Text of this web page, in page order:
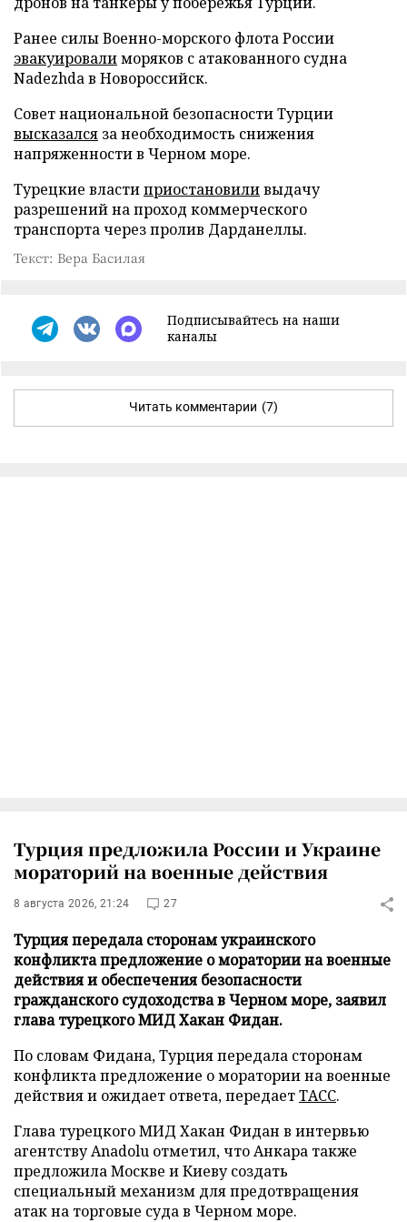
Ранее силы Военно-морского флота России
эвакуировалиморяков с атакованного судна
Nadezhda в Новороссийск.
Совет национальной безопасности Турции
высказался за необходимость снижения
напряженности в Черном море.
Турецкие властиприостановиливыдачу
разрешений на проход коммерческого
транспорта через пролив Дарданеллы.
Текст: Вера Басилая
Подписывайтесь на наши
каналы
Читать комментарии (7)
Турция предложила России и Украине
мораторий на военные действия
8 августа 2026, 21:24 27
Турция передала сторонам украинского
конфликта предложение о моратории на военные
действия и обеспечения безопасности
гражданского судоходства в Черном море, заявил
глава турецкого МИД Хакан Фидан.
По словам Фидана, Турция передала сторонам
конфликта предложение о моратории на военные
действия и ожидает ответа, передаетТАСС.
Глава турецкого МИД Хакан Фидан в интервью
агентству Anadolu отметил, что Анкара также
предложила Москве и Киеву создать
специальный механизм для предотвращения
атак на торговые суда в Черном море.